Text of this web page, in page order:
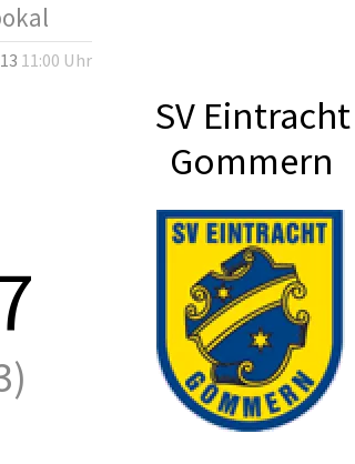
11:00 Uhr
SV Eintracht
Gommern